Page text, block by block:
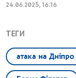
24.06.2025, 16:16
ТЕГИ
атака на Дніпро